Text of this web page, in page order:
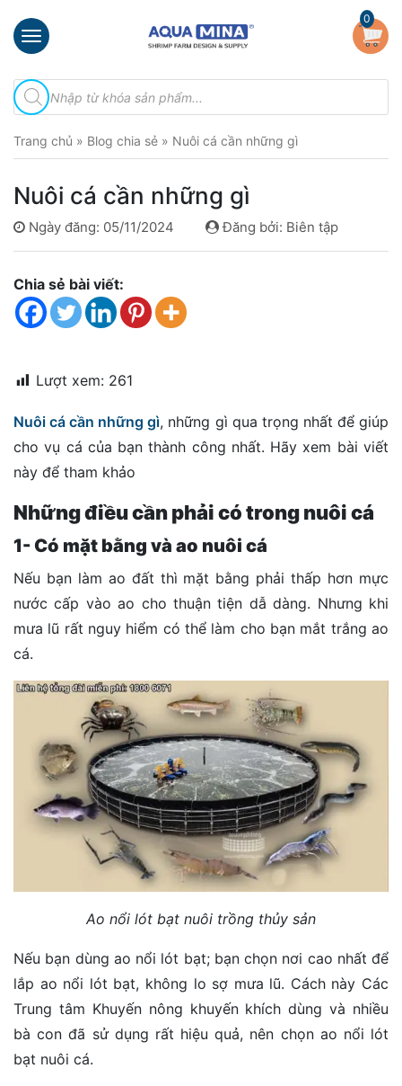
×
chủ
thiệu
phẩm
Đầu
Phun
Bọt
Khí
Ventek
dẫn
đặt
Quy
định
Blog
sẻ
Liên
hệ
0
Tìm
kiếm
sản
Trang chủ » Blog chia sẻ » Nuôi cá cần những gì
Nuôi cá cần những gì
Ngày đăng: 05/11/2024 Đăng bởi: Biên tập
Chia sẻ bài viết:
Lượt xem: 261
Nuôi cá cần những gì, những gì qua trọng nhất để giúp
cho vụ cá của bạn thành công nhất. Hãy xem bài viết
này để tham khảo
Những điều cần phải có trong nuôi cá
1- Có mặt bằng và ao nuôi cá
Nếu bạn làm ao đất thì mặt bằng phải thấp hơn mực
nước cấp vào ao cho thuận tiện dẫ dàng. Nhưng khi
mưa lũ rất nguy hiểm có thể làm cho bạn mắt trắng ao
cá.
Ao nổi lót bạt nuôi trồng thủy sản
Nếu bạn dùng ao nổi lót bạt; bạn chọn nơi cao nhất để
lắp ao nổi lót bạt, không lo sợ mưa lũ. Cách này Các
Trung tâm Khuyến nông khuyến khích dùng và nhiều
bà con đã sử dụng rất hiệu quả, nên chọn ao nổi lót
bạt nuôi cá.